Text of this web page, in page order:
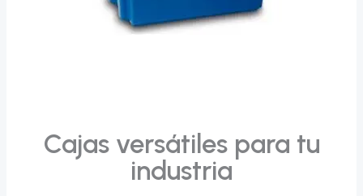
Cajas versátiles para tu
industria